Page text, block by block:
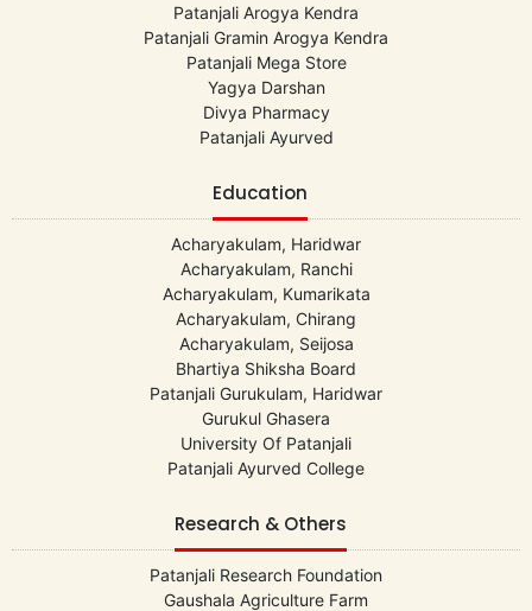
Patanjali Arogya Kendra
Patanjali Gramin Arogya Kendra
Patanjali Mega Store
Yagya Darshan
Divya Pharmacy
Patanjali Ayurved
Education
Acharyakulam, Haridwar
Acharyakulam, Ranchi
Acharyakulam, Kumarikata
Acharyakulam, Chirang
Acharyakulam, Seijosa
Bhartiya Shiksha Board
Patanjali Gurukulam, Haridwar
Gurukul Ghasera
University Of Patanjali
Patanjali Ayurved College
Research & Others
Patanjali Research Foundation
Gaushala Agriculture Farm